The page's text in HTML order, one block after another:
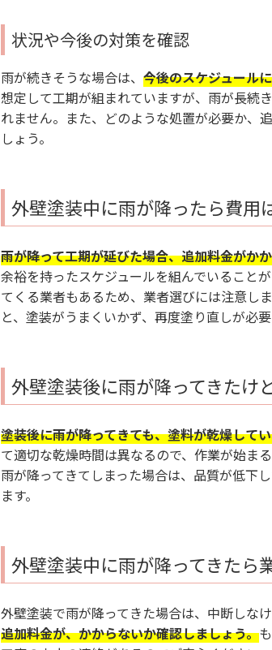
状況や今後の対策を確認
雨が続きそうな場合は、 今後のスケジュール
想定して工期が組まれていますが、雨が長続
れません。また、どのような処置が必要か、
しょう。
外壁塗装中に雨が降ったら費用
雨が降って工期が延びた場合、追加料金がか
余裕を持ったスケジュールを組んでいること
てくる業者もあるため、業者選びには注意しま
と、塗装がうまくいかず、再度塗り直しが必
外壁塗装後に雨が降ってきたけ
塗装後に雨が降ってきても、塗料が乾燥して
て適切な乾燥時間は異なるので、作業が始ま
雨が降ってきてしまった場合は、品質が低下
ます。
外壁塗装中に雨が降ってきたら
外壁塗装で雨が降ってきた場合は、中断しなけ
追加料金が、かからないか確認しましょう。